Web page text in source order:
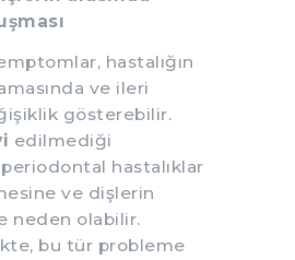
hastalığın
ve ileri
gösterebilir.
edilmediği
hastalıklar
ve dişlerin
neden olabilir.
bu tür probleme